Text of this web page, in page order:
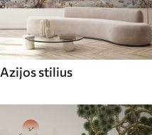
Azijos stilius